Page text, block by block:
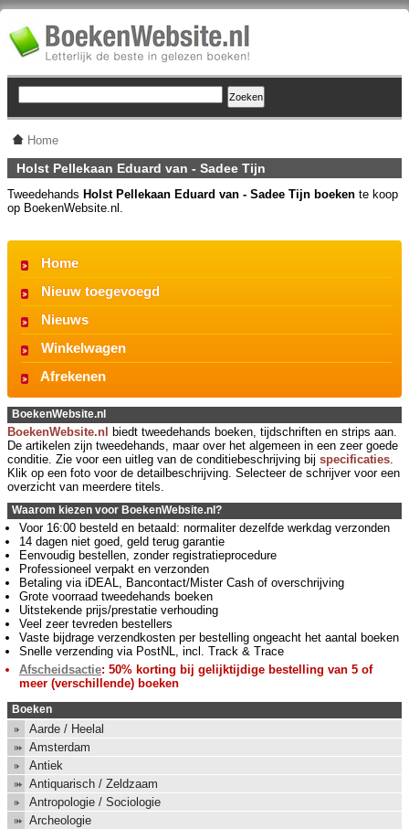
Home
Holst Pellekaan Eduard van - Sadee Tijn
Tweedehands Holst Pellekaan Eduard van - Sadee Tijn boeken te koop
op BoekenWebsite.nl.
Home
Nieuw toegevoegd
Nieuws
Winkelwagen
Afrekenen
BoekenWebsite.nl
BoekenWebsite.nl
biedt tweedehands boeken, tijdschriften en strips aan.
De artikelen zijn tweedehands, maar over het algemeen in een zeer goede
conditie. Zie voor een uitleg van de conditiebeschrijving bij specificaties.
Klik op een foto voor de detailbeschrijving. Selecteer de schrijver voor een
overzicht van meerdere titels.
Waarom kiezen voor BoekenWebsite.nl?
Voor 16:00 besteld en betaald: normaliter dezelfde werkdag verzonden
14 dagen niet goed, geld terug garantie
Eenvoudig bestellen, zonder registratieprocedure
Professioneel verpakt en verzonden
Betaling via iDEAL, Bancontact/Mister Cash of overschrijving
Grote voorraad tweedehands boeken
Uitstekende prijs/prestatie verhouding
Veel zeer tevreden bestellers
Vaste bijdrage verzendkosten per bestelling ongeacht het aantal boeken
Snelle verzending via PostNL, incl. Track & Trace
Afscheidsactie: 50% korting bij gelijktijdige bestelling van 5 of
meer (verschillende) boeken
Boeken
Aarde / Heelal
Amsterdam
Antiek
Antiquarisch / Zeldzaam
Antropologie / Sociologie
Archeologie